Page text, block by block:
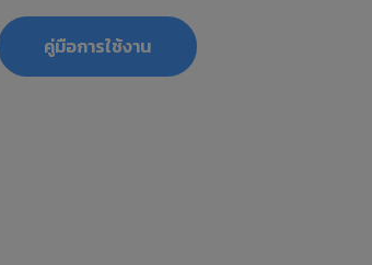
‎‎คู่มือการใช้งาน